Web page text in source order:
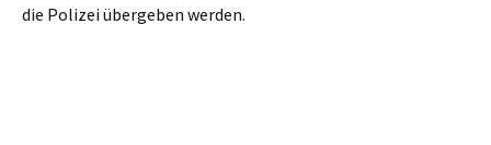
die Polizei übergeben werden.